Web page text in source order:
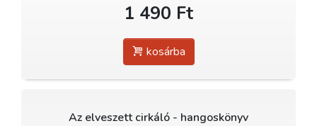
1 490 Ft
kosárba
Az elveszett cirkáló - hangoskönyv